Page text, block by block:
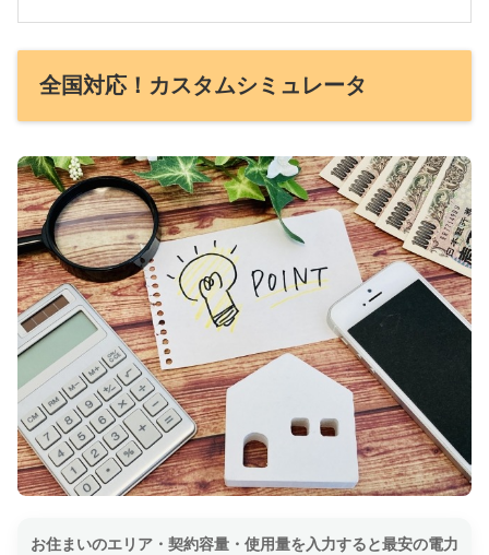
全国対応！カスタムシミュレータ
お住まいのエリア・契約容量・使用量を入力すると最安の電力